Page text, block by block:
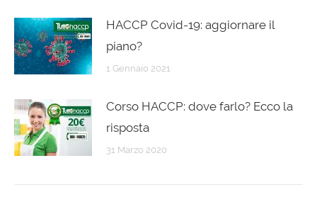
HACCP Covid-19: aggiornare il
piano?
1 Gennaio 2021
Corso HACCP: dove farlo? Ecco la
risposta
31 Marzo 2020